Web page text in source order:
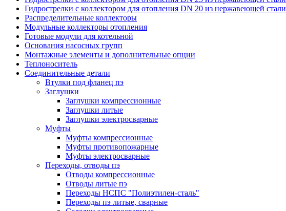
Гидрострелки с коллектором для отопления DN 20 из нержавеющей стали
Распределительные коллекторы
Модульные коллекторы отопления
Готовые модули для котельной
Основания насосных групп
Монтажные элементы и дополнительные опции
Теплоноситель
Соединительные детали
Втулки под фланец пэ
Заглушки
Заглушки компрессионные
Заглушки литые
Заглушки электросварные
Муфты
Муфты компрессионные
Муфты противопожарные
Муфты электросварные
Переходы, отводы пэ
Отводы компрессионные
Отводы литые пэ
Переходы НСПС "Полиэтилен-сталь"
Переходы пэ литые, сварные